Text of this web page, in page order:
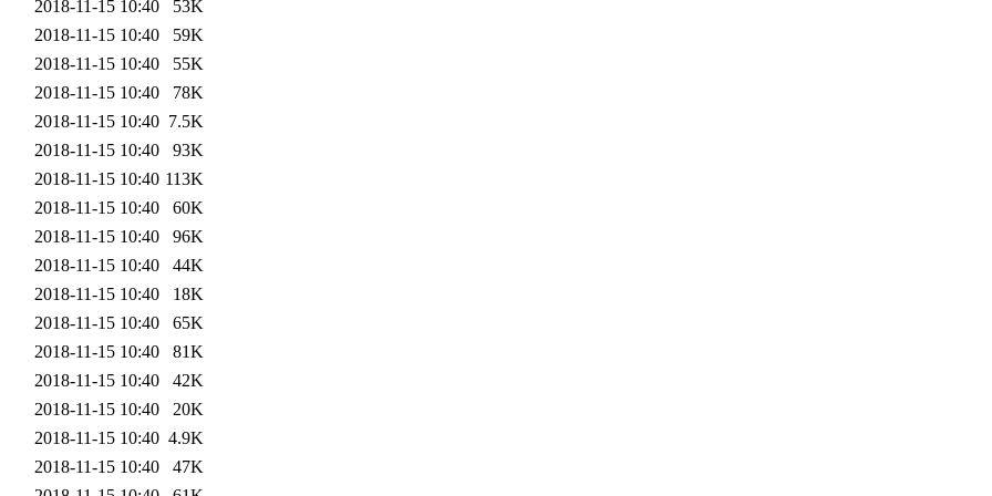
2018-11-15 10:40
53K
2018-11-15 10:40
59K
2018-11-15 10:40
55K
2018-11-15 10:40
78K
2018-11-15 10:40 7.5K
2018-11-15 10:40
93K
2018-11-15 10:40 113K
2018-11-15 10:40
60K
2018-11-15 10:40
96K
2018-11-15 10:40
44K
2018-11-15 10:40
18K
2018-11-15 10:40
65K
2018-11-15 10:40
81K
2018-11-15 10:40
42K
2018-11-15 10:40
20K
2018-11-15 10:40 4.9K
2018-11-15 10:40
47K